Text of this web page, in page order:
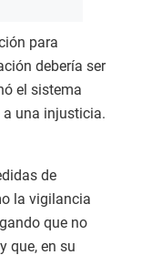
para
debería ser
el sistema
una injusticia.
de
la vigilancia
que no
que, en su